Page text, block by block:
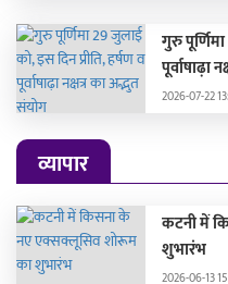
गुरु
पूर्वाषाढ़ा
2026-07-22
व्यापार
कटनी में
शुभारंभ
2026-06-13